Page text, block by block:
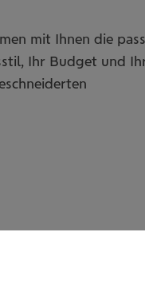
mit Ihnen die
Ihr Budget und